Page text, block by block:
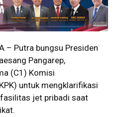
– Putra bungsu Presiden
Pangarep,
(C1) Komisi
untuk mengklarifikasi
jet pribadi saat